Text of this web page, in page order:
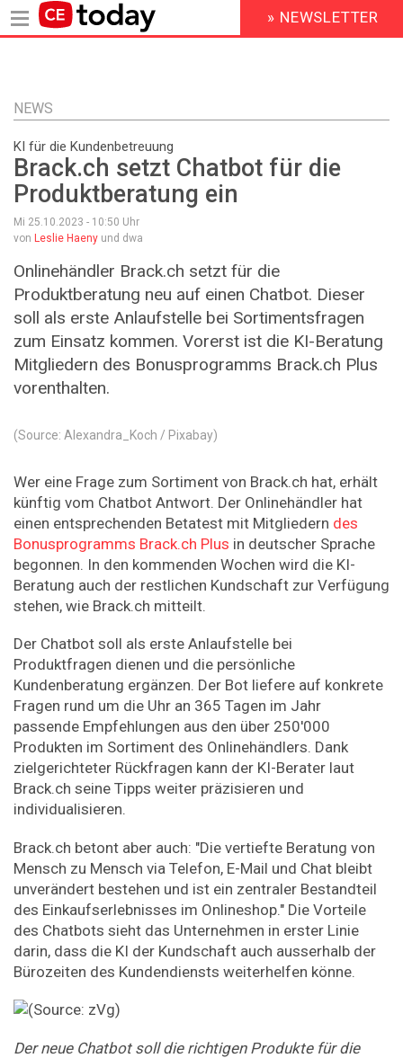
Inhalt
HEADER
MENU
» NEWSLETTER
NEWS
KI für die Kundenbetreuung
Brack.ch setzt Chatbot für die
Produktberatung ein
Mi 25.10.2023 - 10:50 Uhr
von Leslie Haeny und dwa
Onlinehändler Brack.ch setzt für die
Produktberatung neu auf einen Chatbot. Dieser
soll als erste Anlaufstelle bei Sortimentsfragen
zum Einsatz kommen. Vorerst ist die KI-Beratung
Mitgliedern des Bonusprogramms Brack.ch Plus
vorenthalten.
(Source: Alexandra_Koch / Pixabay)
Wer eine Frage zum Sortiment von Brack.ch hat, erhält
künftig vom Chatbot Antwort. Der Onlinehändler hat
einen entsprechenden Betatest mit Mitgliedern des
Bonusprogramms Brack.ch Plus in deutscher Sprache
begonnen. In den kommenden Wochen wird die KI-
Beratung auch der restlichen Kundschaft zur Verfügung
stehen, wie Brack.ch mitteilt.
Der Chatbot soll als erste Anlaufstelle bei
Produktfragen dienen und die persönliche
Kundenberatung ergänzen. Der Bot liefere auf konkrete
Fragen rund um die Uhr an 365 Tagen im Jahr
passende Empfehlungen aus den über 250'000
Produkten im Sortiment des Onlinehändlers. Dank
zielgerichteter Rückfragen kann der KI-Berater laut
Brack.ch seine Tipps weiter präzisieren und
individualisieren.
Brack.ch betont aber auch: "Die vertiefte Beratung von
Mensch zu Mensch via Telefon, E-Mail und Chat bleibt
unverändert bestehen und ist ein zentraler Bestandteil
des Einkaufserlebnisses im Onlineshop." Die Vorteile
des Chatbots sieht das Unternehmen in erster Linie
darin, dass die KI der Kundschaft auch ausserhalb der
Bürozeiten des Kundendiensts weiterhelfen könne.
Der neue Chatbot soll die richtigen Produkte für die